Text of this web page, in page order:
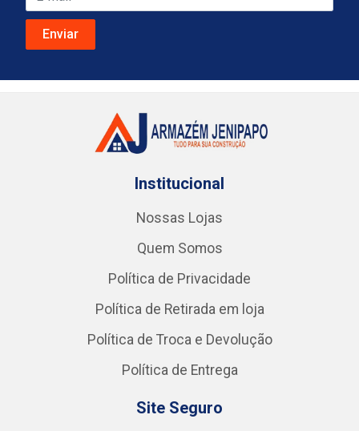
Institucional
Nossas Lojas
Quem Somos
Política de Privacidade
Política de Retirada em loja
Política de Troca e Devolução
Política de Entrega
Site Seguro